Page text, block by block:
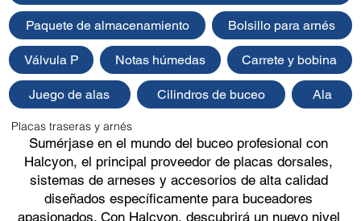
Paquete de almacenamiento Bolsillo para arnés
Válvula P Notas húmedas Carrete y bobina
Juego de alas Cilindros de buceo Ala
Placas traseras y arnés
Sumérjase en el mundo del buceo profesional con
Halcyon, el principal proveedor de placas dorsales,
sistemas de arneses y accesorios de alta calidad
diseñados específicamente para buceadores
apasionados. Con Halcyon, descubrirá un nuevo nivel